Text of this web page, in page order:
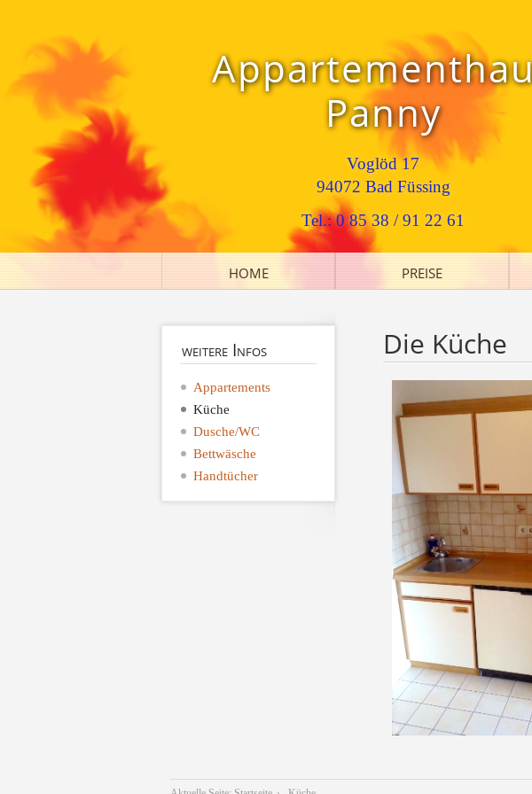
Panny
Voglöd 17
94072 Bad Füssing
Tel.: 0 85 38 / 91 22 61
HOME PREISE
weitere Infos
Appartements
Küche
Dusche/WC
Bettwäsche
Handtücher
Die Küche